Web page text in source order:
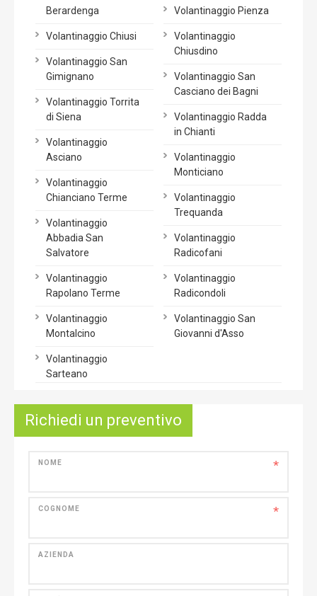
Berardenga
Volantinaggio Chiusi
Volantinaggio San
Gimignano
Volantinaggio Torrita
di Siena
Volantinaggio
Asciano
Volantinaggio
Chianciano Terme
Volantinaggio
Abbadia San
Salvatore
Volantinaggio
Rapolano Terme
Volantinaggio
Montalcino
Volantinaggio
Sarteano
Volantinaggio Pienza
Volantinaggio
Chiusdino
Volantinaggio San
Casciano dei Bagni
Volantinaggio Radda
in Chianti
Volantinaggio
Monticiano
Volantinaggio
Trequanda
Volantinaggio
Radicofani
Volantinaggio
Radicondoli
Volantinaggio San
Giovanni d'Asso
Richiedi un preventivo
*
NOME
*
COGNOME
AZIENDA